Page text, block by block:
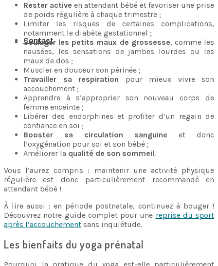
Contact
Rester active en attendant bébé et favoriser une prise
de poids régulière à chaque trimestre ;
Limiter les risques de certaines complications,
notamment le diabète gestationnel ;
Soulager les petits maux de grossesse, comme les
nausées, les sensations de jambes lourdes ou les
maux de dos ;
Muscler en douceur son périnée ;
Travailler sa respiration pour mieux vivre son
accouchement ;
Apprendre à s’approprier son nouveau corps de
femme enceinte ;
Libérer des endorphines et profiter d’un regain de
confiance en soi ;
Booster sa circulation sanguine et donc
l’oxygénation pour soi et son bébé ;
Améliorer la qualité de son sommeil.
Vous l’aurez compris : maintenir une activité physique
régulière est donc particulièrement recommandé en
attendant bébé !
À lire aussi : en période postnatale, continuez à bouger !
Découvrez notre guide complet pour une reprise du sport
après l’accouchement sans inquiétude.
Les bienfaits du yoga prénatal
Pourquoi la pratique du yoga est-elle particulièrement